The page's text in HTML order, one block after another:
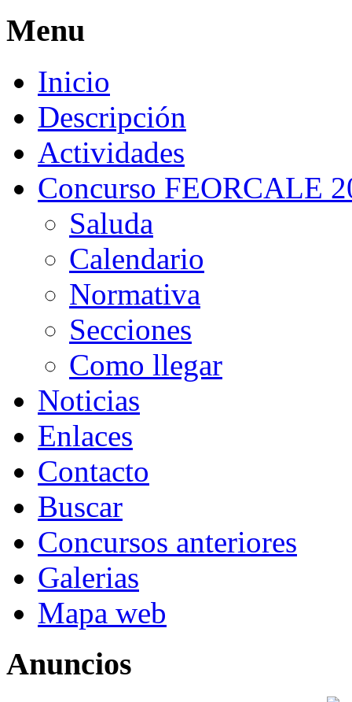
Menu
Inicio
Descripción
Actividades
Concurso FEORCALE
Saluda
Calendario
Normativa
Secciones
Como llegar
Noticias
Enlaces
Contacto
Buscar
Concursos anteriores
Galerias
Mapa web
Anuncios